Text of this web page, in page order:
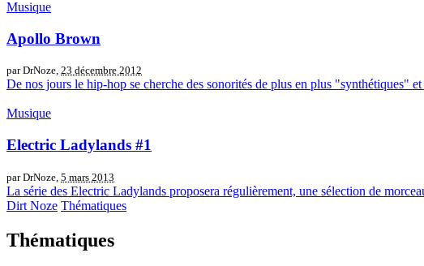
Musique
Apollo Brown
par DrNoze, 23 décembre 2012
De nos jours le hip-hop se cherche des sonorités de plus en plus "synthétiques"
Musique
Electric Ladylands #1
par DrNoze, 5 mars 2013
La série des Electric Ladylands proposera régulièrement, une sélection de
Dirt Noze Thématiques
Thématiques